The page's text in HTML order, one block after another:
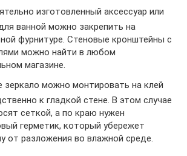
изготовленный аксессуар или
ванной можно закрепить на
фурнитуре. Стеновые кронштейны с
можно найти в любом
магазине.
зеркало можно монтировать на клей
к гладкой стене. В этом случае
сеткой, а по краю нужен
герметик, который убережет
от разложения во влажной среде.